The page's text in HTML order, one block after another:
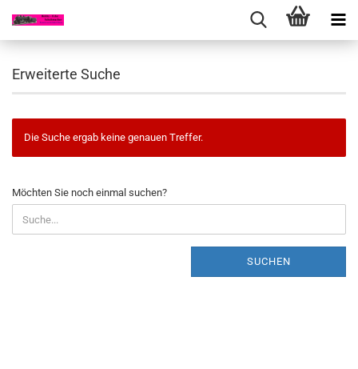
Erweiterte Suche
Die Suche ergab keine genauen Treffer.
MÖCHTEN
SIE
NOCH
EINMAL
Möchten Sie noch einmal suchen?
SUCHEN